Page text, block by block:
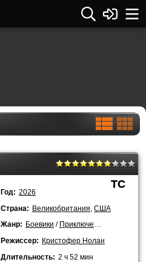
TC
Год: 2026
Страна: Великобритания США
Жанр: Боевики / Приключения
Режиссер: Кристофер Нолан
Длительность: 2 ч 52 мин